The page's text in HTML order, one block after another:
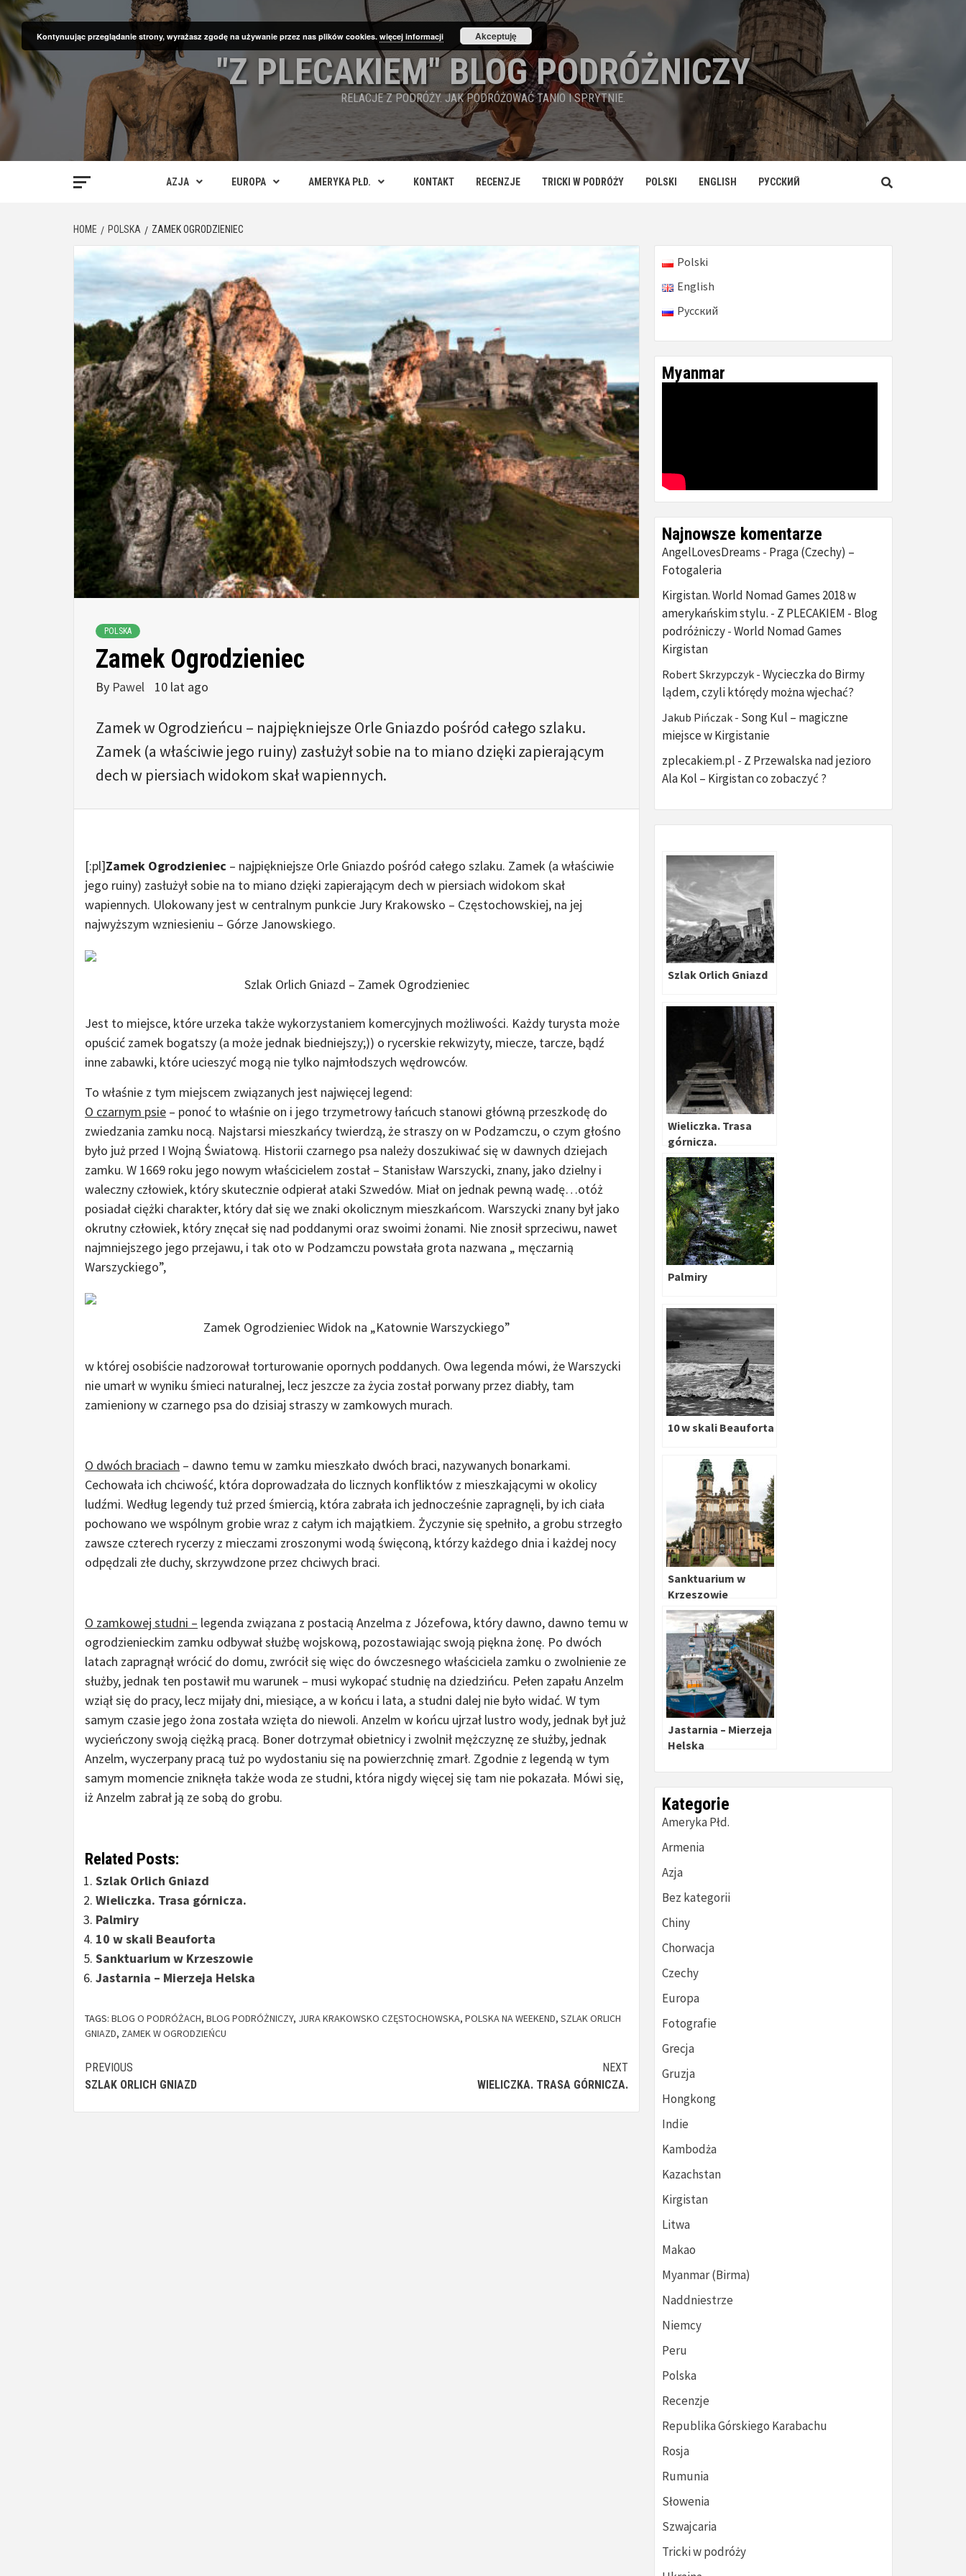
Skip
to
content
"Z PLECAKIEM" BLOG PODRÓŻNICZY
RELACJE Z PODRÓŻY. JAK PODRÓŻOWAĆ TANIO I SPRYTNIE.
AZJA EUROPA AMERYKA PŁD. KONTAKT RECENZJE TRICKI W PODRÓŻY POLSKI ENGLISH РУССКИЙ
HOME POLSKA ZAMEK OGRODZIENIEC
POLSKA
Zamek Ogrodzieniec
By Pawel 10 lat ago
Zamek w Ogrodzieńcu – najpiękniejsze Orle Gniazdo pośród całego szlaku.
Zamek (a właściwie jego ruiny) zasłużył sobie na to miano dzięki zapierającym
dech w piersiach widokom skał wapiennych.
[:pl]Zamek Ogrodzieniec – najpiękniejsze Orle Gniazdo pośród całego szlaku. Zamek (a właściwie
jego ruiny) zasłużył sobie na to miano dzięki zapierającym dech w piersiach widokom skał
wapiennych. Ulokowany jest w centralnym punkcie Jury Krakowsko – Częstochowskiej, na jej
najwyższym wzniesieniu – Górze Janowskiego.
Szlak Orlich Gniazd – Zamek Ogrodzieniec
Jest to miejsce, które urzeka także wykorzystaniem komercyjnych możliwości. Każdy turysta może
opuścić zamek bogatszy (a może jednak biedniejszy;)) o rycerskie rekwizyty, miecze, tarcze, bądź
inne zabawki, które ucieszyć mogą nie tylko najmłodszych wędrowców.
To właśnie z tym miejscem związanych jest najwięcej legend:
O czarnym psie – ponoć to właśnie on i jego trzymetrowy łańcuch stanowi główną przeszkodę do
zwiedzania zamku nocą. Najstarsi mieszkańcy twierdzą, że straszy on w Podzamczu, o czym głośno
było już przed I Wojną Światową. Historii czarnego psa należy doszukiwać się w dawnych dziejach
zamku. W 1669 roku jego nowym właścicielem został – Stanisław Warszycki, znany, jako dzielny i
waleczny człowiek, który skutecznie odpierał ataki Szwedów. Miał on jednak pewną wadę…otóż
posiadał ciężki charakter, który dał się we znaki okolicznym mieszkańcom. Warszycki znany był jako
okrutny człowiek, który znęcał się nad poddanymi oraz swoimi żonami. Nie znosił sprzeciwu, nawet
najmniejszego jego przejawu, i tak oto w Podzamczu powstała grota nazwana „ męczarnią
Warszyckiego”,
Zamek Ogrodzieniec Widok na „Katownie Warszyckiego”
w której osobiście nadzorował torturowanie opornych poddanych. Owa legenda mówi, że Warszycki
nie umarł w wyniku śmieci naturalnej, lecz jeszcze za życia został porwany przez diabły, tam
zamieniony w czarnego psa do dzisiaj straszy w zamkowych murach.
O dwóch braciach – dawno temu w zamku mieszkało dwóch braci, nazywanych bonarkami.
Cechowała ich chciwość, która doprowadzała do licznych konfliktów z mieszkającymi w okolicy
ludźmi. Według legendy tuż przed śmiercią, która zabrała ich jednocześnie zapragnęli, by ich ciała
pochowano we wspólnym grobie wraz z całym ich majątkiem. Życzynie się spełniło, a grobu strzegło
zawsze czterech rycerzy z mieczami zroszonymi wodą święconą, którzy każdego dnia i każdej nocy
odpędzali złe duchy, skrzywdzone przez chciwych braci.
O zamkowej studni – legenda związana z postacią Anzelma z Józefowa, który dawno, dawno temu w
ogrodzienieckim zamku odbywał służbę wojskową, pozostawiając swoją piękna żonę. Po dwóch
latach zapragnął wrócić do domu, zwrócił się więc do ówczesnego właściciela zamku o zwolnienie ze
służby, jednak ten postawił mu warunek – musi wykopać studnię na dziedzińcu. Pełen zapału Anzelm
wziął się do pracy, lecz mijały dni, miesiące, a w końcu i lata, a studni dalej nie było widać. W tym
samym czasie jego żona została wzięta do niewoli. Anzelm w końcu ujrzał lustro wody, jednak był już
wycieńczony swoją ciężką pracą. Boner dotrzymał obietnicy i zwolnił mężczyznę ze służby, jednak
Anzelm, wyczerpany pracą tuż po wydostaniu się na powierzchnię zmarł. Zgodnie z legendą w tym
samym momencie zniknęła także woda ze studni, która nigdy więcej się tam nie pokazała. Mówi się,
iż Anzelm zabrał ją ze sobą do grobu.
Related Posts:
Szlak Orlich Gniazd
Wieliczka. Trasa górnicza.
Palmiry
10 w skali Beauforta
Sanktuarium w Krzeszowie
Jastarnia – Mierzeja Helska
TAGS: BLOG O PODRÓŻACH, BLOG PODRÓŻNICZY, JURA KRAKOWSKO CZĘSTOCHOWSKA, POLSKA NA WEEKEND, SZLAK ORLICH
GNIAZD, ZAMEK W OGRODZIEŃCU
Continue
Reading
PREVIOUS
SZLAK ORLICH GNIAZD
NEXT
WIELICZKA. TRASA GÓRNICZA.
Polski
English
Русский
Myanmar
Najnowsze komentarze
AngelLovesDreams - Praga (Czechy) –
Fotogaleria
Kirgistan. World Nomad Games 2018 w
amerykańskim stylu. - Z PLECAKIEM - Blog
podróżniczy - World Nomad Games
Kirgistan
Robert Skrzypczyk - Wycieczka do Birmy
lądem, czyli którędy można wjechać?
Jakub Pińczak - Song Kul – magiczne
miejsce w Kirgistanie
zplecakiem.pl - Z Przewalska nad jezioro
Ala Kol – Kirgistan co zobaczyć ?
Szlak Orlich Gniazd
Wieliczka. Trasa
górnicza.
Palmiry
10 w skali Beauforta
Sanktuarium w
Krzeszowie
Jastarnia – Mierzeja
Helska
Kategorie
Ameryka Płd.
Armenia
Azja
Bez kategorii
Chiny
Chorwacja
Czechy
Europa
Fotografie
Grecja
Gruzja
Hongkong
Indie
Kambodża
Kazachstan
Kirgistan
Litwa
Makao
Myanmar (Birma)
Naddniestrze
Niemcy
Peru
Polska
Recenzje
Republika Górskiego Karabachu
Rosja
Rumunia
Słowenia
Szwajcaria
Tricki w podróży
Kontynuując przeglądanie strony, wyrażasz zgodę na używanie przez nas plików cookies. więcej informacji Akceptuję